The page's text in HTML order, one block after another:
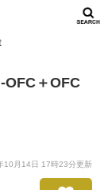
OFC＋OFC
10月14日 17時23分更新